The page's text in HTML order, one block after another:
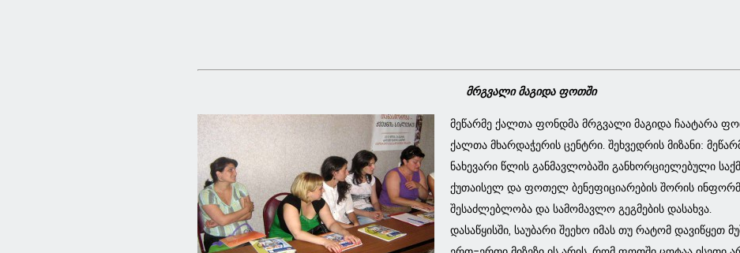
მრგვალი მაგიდა ფოთში
მეწარმე ქალთა ფონდმა მრგვალი მაგიდა ჩაატარა
ქალთა მხარდაჭერის ცენტრი. შეხვედრის მიზანი:
ნახევარი წლის განმავლობაში განხორციელებული
ქუთაისელ და ფოთელ ბენეფიციარების შორის
შესაძლებლობა და სამომავლო გეგმების დასახვა.
დასაწყისში, საუბარი შეეხო იმას თუ რატომ დავიწყეთ